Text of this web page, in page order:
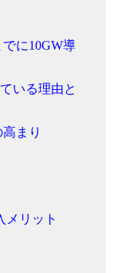
に10GW導
いる理由と
まり
メリット